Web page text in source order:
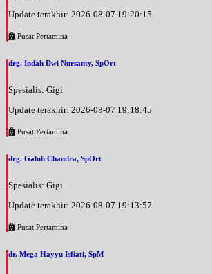
Update terakhir: 2026-08-07 19:20:15
Pusat Pertamina
drg. Indah Dwi Nursanty, SpOrt
Spesialis: Gigi
Update terakhir: 2026-08-07 19:18:45
Pusat Pertamina
drg. Galuh Chandra, SpOrt
Spesialis: Gigi
Update terakhir: 2026-08-07 19:13:57
Pusat Pertamina
dr. Mega Hayyu Isfiati, SpM